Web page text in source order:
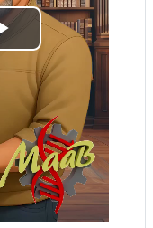
Play
Video